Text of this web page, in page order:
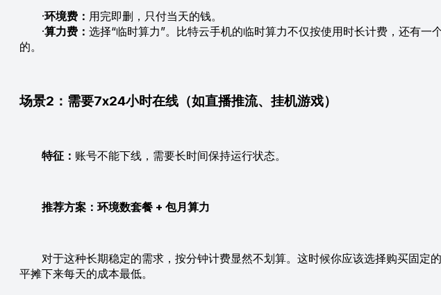
·环境费： 用完即删，只付当天的钱。
·算力费： 选择“临时算力”。比特云手机的临时算力不仅按使用时长计费，还有
的。
场景2：需要7x24小时在线（如直播推流、挂机游戏）
特征： 账号不能下线，需要长时间保持运行状态。
推荐方案：环境数套餐 + 包月算力
对于这种长期稳定的需求，按分钟计费显然不划算。这时候你应该选择购买固定
平摊下来每天的成本最低。